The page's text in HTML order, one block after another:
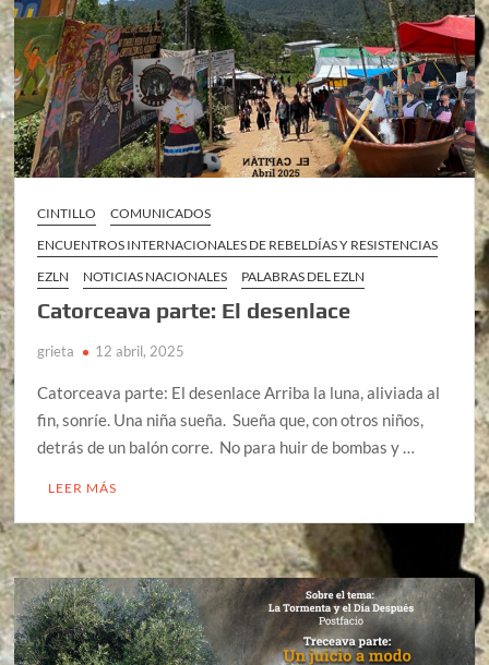
CINTILLO
COMUNICADOS
ENCUENTROS INTERNACIONALES DE REBELDÍAS Y RESISTENCIAS
EZLN
NOTICIAS NACIONALES PALABRAS DEL EZLN
Catorceava parte: El desenlace
grieta 12 abril, 2025
Catorceava parte: El desenlace Arriba la luna, aliviada al
fin, sonríe. Una niña sueña. Sueña que, con otros niños,
detrás de un balón corre. No para huir de bombas y …
LEER MÁS